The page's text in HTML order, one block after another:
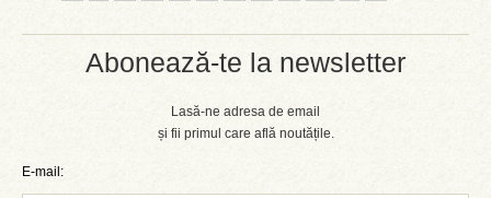
Abonează-te la newsletter
Lasă-ne adresa de email
și fii primul care află noutățile.
E-mail: